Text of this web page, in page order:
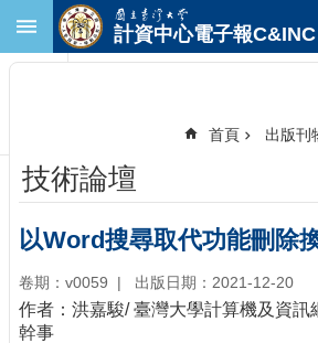
跳到主要內容區塊
首
頁
臺
大
首
頁
計
計資中心電子報
首頁 出版刊
技術論壇
以Word搜尋取代功能刪除
卷期：v0059 出版日期：2021-12-20
作者：洪嘉駿/ 臺灣大學計算機及資訊
幹事